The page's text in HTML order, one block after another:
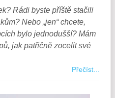
Rádi byste příště stačili
Nebo „jen“ chcete,
bylo jednodušší? Mám
jak patřičně zocelit své
Přečíst...